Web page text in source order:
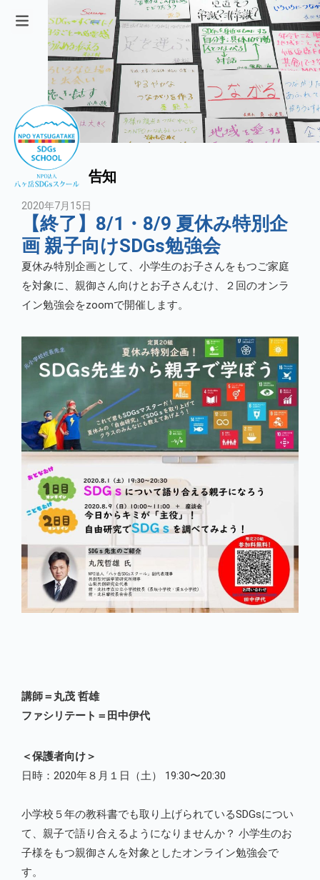
告知
2020年7月15日
【終了】8/1・8/9 夏休み特別企
画 親子向けSDGs勉強会
夏休み特別企画として、小学生のお子さんをもつご家庭
を対象に、親御さん向けとお子さんむけ、２回のオンラ
イン勉強会をzoomで開催します。
講師＝丸茂 哲雄
ファシリテート＝田中伊代
＜保護者向け＞
日時：2020年８月１日（土） 19:30〜20:30
小学校５年の教科書でも取り上げられているSDGsについ
て、親子で語り合えるようになりませんか？ 小学生のお
子様をもつ親御さんを対象としたオンライン勉強会で
す。